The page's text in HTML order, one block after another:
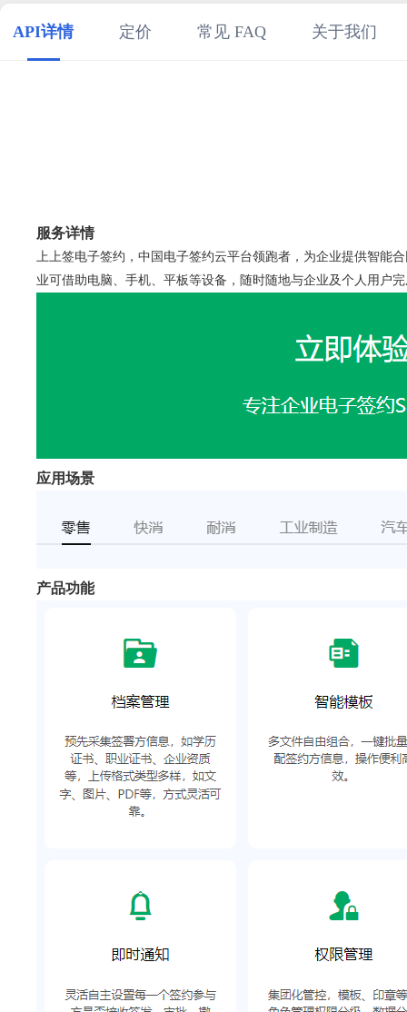
API详情 定价 常见 FAQ 关于我们
服务详情
上上签电子签约，中国电子签约云平台领跑者，为企业提供智能
业可借助电脑、手机、平板等设备，随时随地与企业及个人用户
应用场景
产品功能